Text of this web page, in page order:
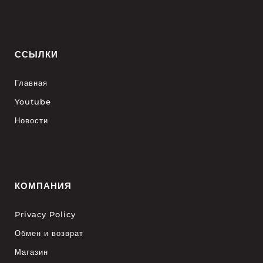
ССЫЛКИ
Главная
Youtube
Новости
КОМПАНИЯ
Privacy Policy
Обмен и возврат
Магазин